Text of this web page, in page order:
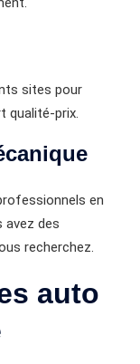
sites pour
qualité-prix.
en
avez des
recherchez.
auto